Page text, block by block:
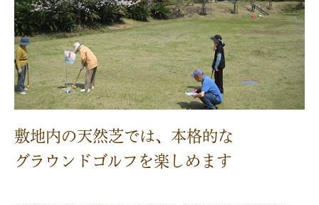
敷地内の天然芝では、本格的な
グラウンドゴルフを楽しめます